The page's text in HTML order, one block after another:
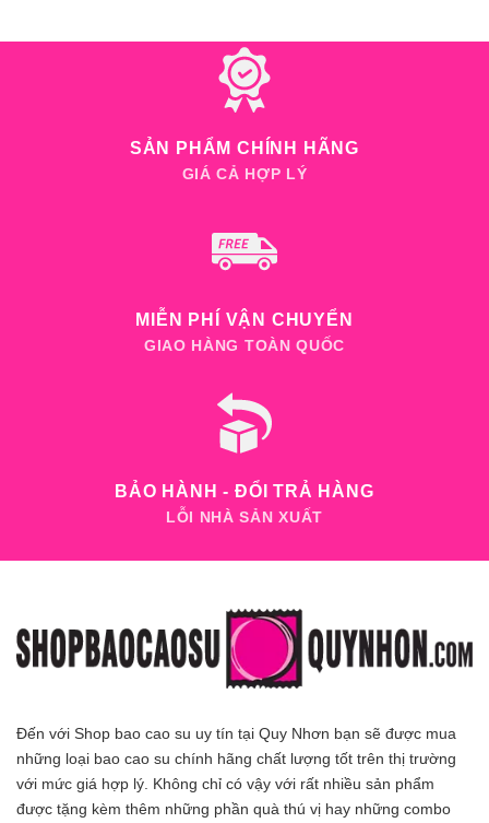
SẢN PHẨM CHÍNH HÃNG
GIÁ CẢ HỢP LÝ
MIỄN PHÍ VẬN CHUYỂN
GIAO HÀNG TOÀN QUỐC
BẢO HÀNH - ĐỔI TRẢ HÀNG
LỖI NHÀ SẢN XUẤT
Đến với Shop bao cao su uy tín tại Quy Nhơn bạn sẽ được mua
những loại bao cao su chính hãng chất lượng tốt trên thị trường
với mức giá hợp lý. Không chỉ có vậy với rất nhiều sản phẩm
được tặng kèm thêm những phần quà thú vị hay những combo